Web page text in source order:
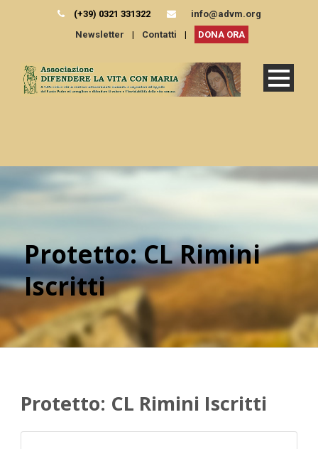
(+39) 0321 331322
info@advm.org
Newsletter
| Contatti | DONA ORA
Protetto: CL Rimini
Iscritti
Protetto: CL Rimini Iscritti